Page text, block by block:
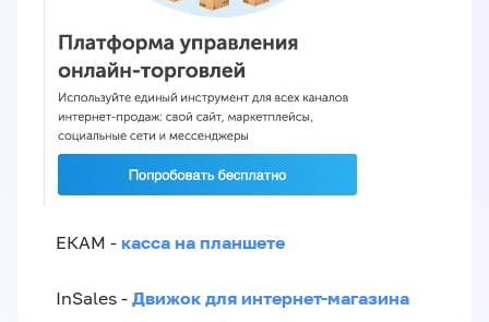
ЕКАМ - касса на планшете
InSales - Движок для интернет-магазина